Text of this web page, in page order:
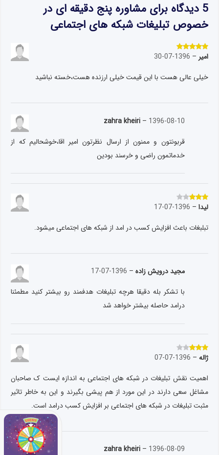
5 دیدگاه برای
مشاوره پنج دقیقه ای در
خصوص تبلیغات شبکه های اجتماعی
نمره5از 5 امیر –
1396-07-30
خیلی عالی هست با این قیمت خیلی ارزنده هست،خسته نباشید
zahra kheiri – 1396-08-10
قربونتون و ممنون از ارسال نظرتون امیر اقا،خوشحالیم که از
خدماتمون راضی و خرسند بودین
نمره3
لیدا –
1396-07-17
تبلبغات باعث افزایش کسب در امد از شبکه های اجتماعی میشود.
مجید درویش زاده –
1396-07-17
با تشکر بله دقیقا هرچه تبلیغات هدفمند رو بیشتر کنید مطمئنا
درامد حاصله بیشتر خواهد شد
نمره 3
ژاله –
1396-07-07
اهمیت نقش تبلیغات در شبکه های اجتماعی به اندازه ایست ک صاحبان
مشاغل سعی دارند در این مورد از هم پیشی بگیرند و این به خاطر تاثیر
مثبت تبلیغات در شبکه های اجتماعی بر افزایش کسب درامد است.
zahra kheiri – 1396-08-09